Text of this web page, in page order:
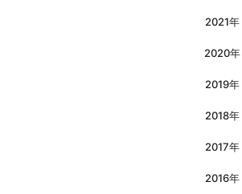
2021年
2020年
2019年
2018年
2017年
2016年